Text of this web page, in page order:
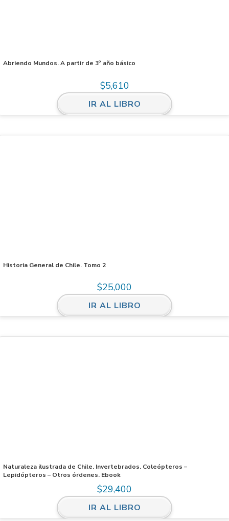
Abriendo Mundos. A partir de 3º año básico
$5,610
IR AL LIBRO
Historia General de Chile. Tomo 2
$25,000
IR AL LIBRO
Naturaleza ilustrada de Chile. Invertebrados. Coleópteros –
Lepidópteros – Otros órdenes. Ebook
$29,400
IR AL LIBRO